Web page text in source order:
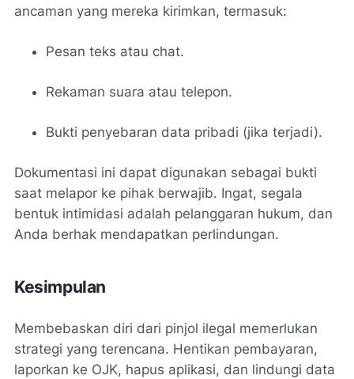
ancaman yang mereka kirimkan, termasuk:
Pesan teks atau chat.
Rekaman suara atau telepon.
Bukti penyebaran data pribadi (jika terjadi).
Dokumentasi ini dapat digunakan sebagai bukti
saat melapor ke pihak berwajib. Ingat, segala
bentuk intimidasi adalah pelanggaran hukum, dan
Anda berhak mendapatkan perlindungan.
Kesimpulan
Membebaskan diri dari pinjol ilegal memerlukan
strategi yang terencana. Hentikan pembayaran,
laporkan ke OJK, hapus aplikasi, dan lindungi data